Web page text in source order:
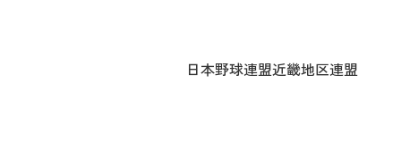
日本野球連盟近畿地区連盟